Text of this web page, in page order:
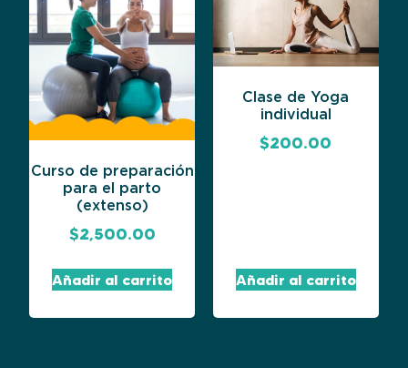
Curso de preparación
para el parto
(extenso)
$2,500.00
Añadir al carrito
Clase de Yoga
individual
$200.00
Añadir al carrito